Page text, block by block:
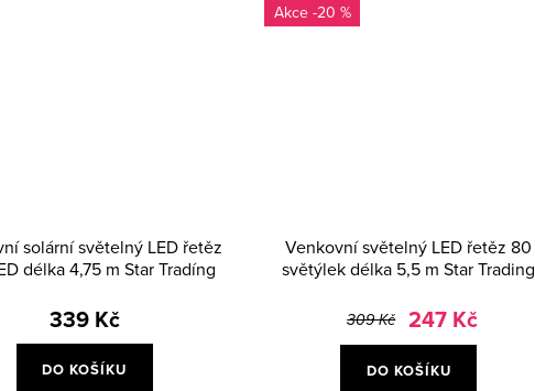
solární světelný LED řetěz
délka 4,75 m Star Tradíng
339 Kč
DO KOŠÍKU
-20 %
Venkovní světelný LED řetěz 80
světýlek délka 5,5 m Star Trading
309 Kč 247 Kč
DO KOŠÍKU